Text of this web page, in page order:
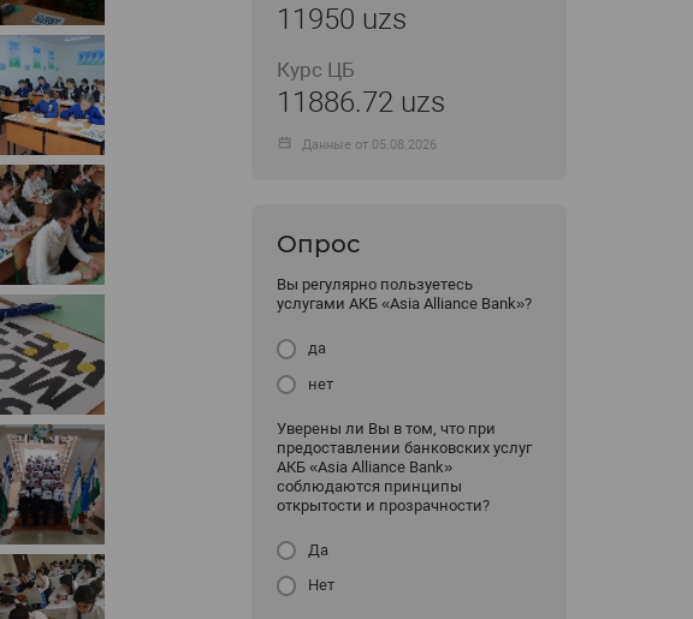
11950 uzs
Курс ЦБ
11886.72 uzs
Данные от 05.08.2026
Опрос
Вы регулярно пользуетесь
услугами АКБ «Asia Alliance Bank»?
да
нет
Уверены ли Вы в том, что при
предоставлении банковских услуг
АКБ «Asia Alliance Bank»
соблюдаются принципы
открытости и прозрачности?
Да
Нет